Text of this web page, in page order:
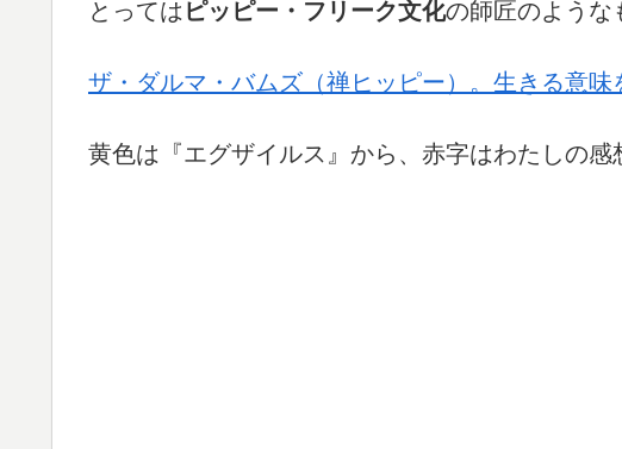
とっては ピッピー・フリーク文化の師匠のような
ザ・ダルマ・バムズ（禅ヒッピー）。生きる意味
黄色は『エグザイルス』から、赤字はわたしの感